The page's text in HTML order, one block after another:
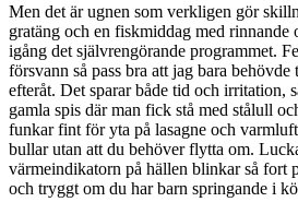
Men det är ugnen som verkligen gör
gratäng och en fiskmiddag med rinnande
igång det självrengörande programmet.
försvann så pass bra att jag bara behövde
efteråt. Det sparar både tid och irritation,
gamla spis där man fick stå med stålull
funkar fint för yta på lasagne och
bullar utan att du behöver flytta om.
värmeindikatorn på hällen blinkar så fort
och tryggt om du har barn springande i